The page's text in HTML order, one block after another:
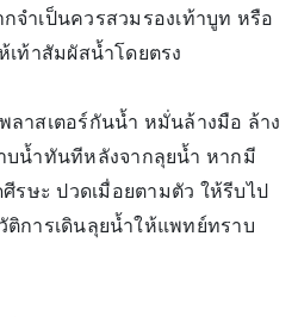
จำเป็นควรสวมรองเท้าบูท หรือ
เท้าสัมผัสน้ำโดยตรง
าสเตอร์กันน้ำ หมั่นล้างมือ ล้าง
บน้ำทันทีหลังจากลุยน้ำ หากมี
รษะ ปวดเมื่อยตามตัว ให้รีบไป
การเดินลุยน้ำให้แพทย์ทราบ